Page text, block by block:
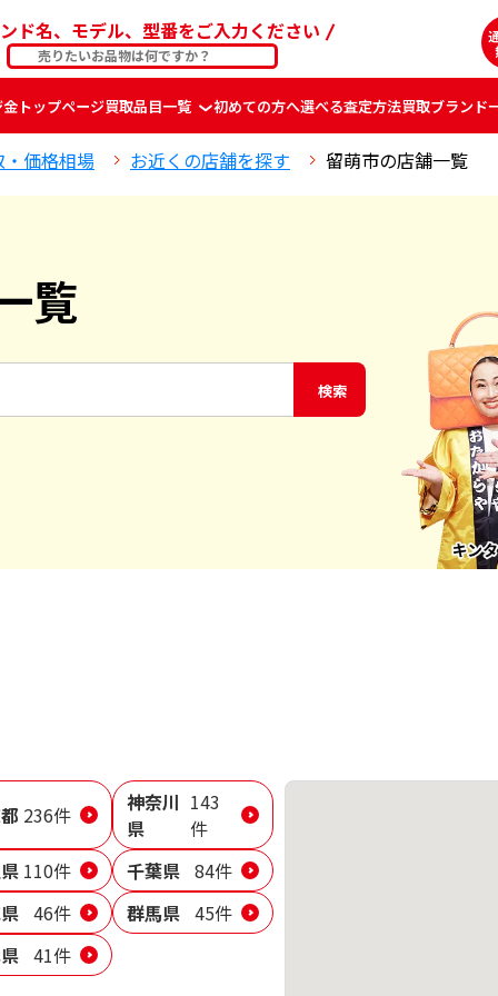
ド名、モデル、型番をご入力ください
金 トップページ買取品目一覧 初めての方へ選べる査定方法買取ブランド
価格相場 お近くの店舗を探す 留萌市の店舗一覧
覧
検索
236件
神奈川
県
143
件
110件 千葉県 84件
46件 群馬県 45件
41件